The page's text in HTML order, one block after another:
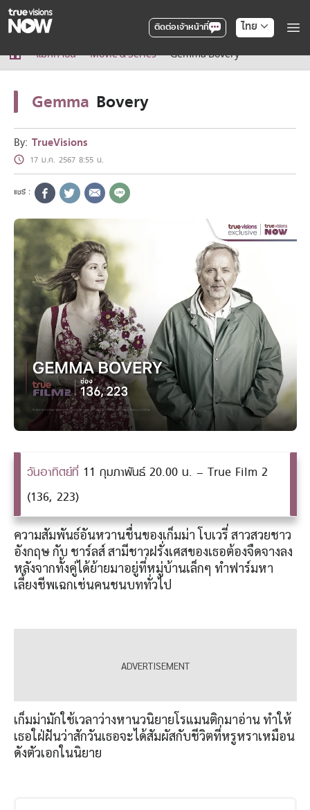
ติดต่อเจ้าหน้าที่ ไทย
True AF2026
แพ็กเกจ
NOW SPORTS
NOW Muay Thai
แพ็กเกจทรูวิชันส์นาวทั้งหมด
เคเบิลและจานดาวเทียม
สิทธิพิเศษ
สิทธิพิเศษลูกค้าทรูวิชั่นส์
HoReCa
แพ็กเกจสำหรับผู้ประกอบการ
หาร้านร่วมรายการ
FAQs
แม็กกาซีน Movie & Series Gemma Bovery
Gemma Bovery
By: TrueVisions
17 ม.ค. 2567 8:55 น.
วันอาทิตย์ที่ 11 กุมภาพันธ์ 20.00 น. – True Film 2
(136, 223)
ความสัมพันธ์อันหวานชื่นของเก็มม่า โบเวรี่ สาวสวยชาว
อังกฤษ กับ ชาร์ลส์ สามีชาวฝรั่งเศสของเธอต้องจืดจางลง
หลังจากทั้งคู่ได้ย้ายมาอยู่ที่หมู่บ้านเล็กๆ ทำฟาร์มหา
เลี้ยงชีพเฉกเช่นคนชนบททั่วไป
เก็มม่ามักใช้เวลาว่างหานวนิยายโรแมนติกมาอ่าน ทำให้
เธอใฝ่ฝันว่าสักวันเธอจะได้สัมผัสกับชีวิตที่หรูหราเหมือน
ดังตัวเอกในนิยาย